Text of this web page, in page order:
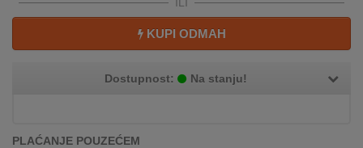
I
KUPI ODMAH
Dostupnost: Na stanju!
PLAĆANJE POUZEĆEM